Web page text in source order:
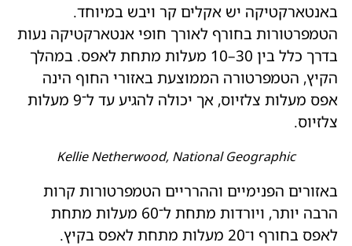
באנטארקטיקה יש אקלים קר ויבש במיוחד.
הטמפרטורות בחורף לאורך חופי אנטארקטיקה נעות
בדרך כלל בין 30–10 מעלות מתחת לאפס. במהלך
הקיץ, הטמפרטורה הממוצעת באזורי החוף הינה
אפס מעלות צלזיוס, אך יכולה להגיע עד ל־9 מעלות
צלזיוס.
Kellie Netherwood, National Geographic
באזורים הפנימיים וההרריים הטמפרטורות קרות
הרבה יותר, ויורדות מתחת ל־60 מעלות מתחת
לאפס בחורף ו־20 מעלות מתחת לאפס בקיץ.